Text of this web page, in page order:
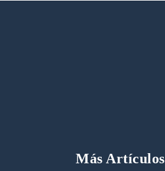
Más Artículos